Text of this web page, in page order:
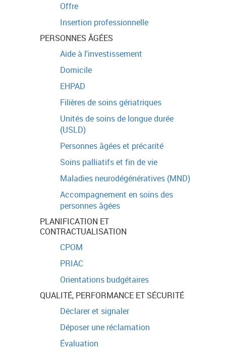
Offre
Insertion professionnelle
PERSONNES ÂGÉES
Aide à l'investissement
Domicile
EHPAD
Filières de soins gériatriques
Unités de soins de longue durée
(USLD)
Personnes âgées et précarité
Soins palliatifs et fin de vie
Maladies neurodégénératives (MND)
Accompagnement en soins des
personnes âgées
PLANIFICATION ET
CONTRACTUALISATION
CPOM
PRIAC
Orientations budgétaires
QUALITÉ, PERFORMANCE ET SÉCURITÉ
Déclarer et signaler
Déposer une réclamation
Évaluation